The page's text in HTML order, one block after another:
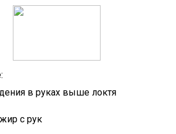
в руках выше локтя
с рук